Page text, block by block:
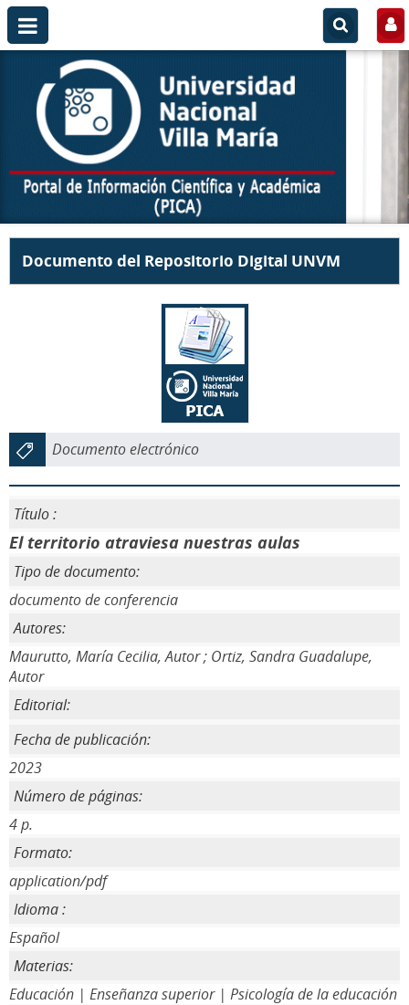
Documento del Repositorio Digital UNVM
Documento electrónico
Título :
El territorio atraviesa nuestras aulas
Tipo de documento:
documento de conferencia
Autores:
Maurutto, María Cecilia, Autor ; Ortiz, Sandra Guadalupe,
Autor
Editorial:
Fecha de publicación:
2023
Número de páginas:
4 p.
Formato:
application/pdf
Idioma :
Español
Materias:
Educación | Enseñanza superior | Psicología de la educación